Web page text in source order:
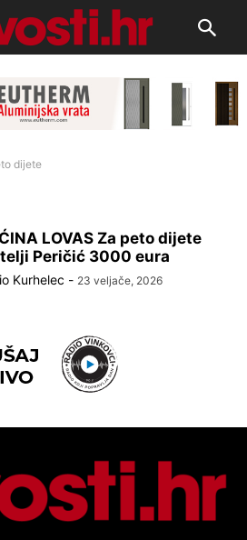
dijete
LOVAS Za peto dijete
Peričić 3000 eura
Kurhelec - 23 veljače, 2026